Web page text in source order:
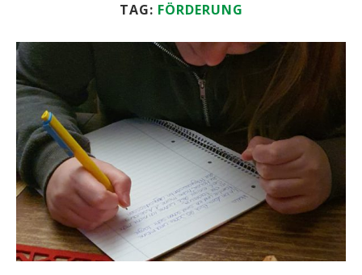
TAG: FÖRDERUNG